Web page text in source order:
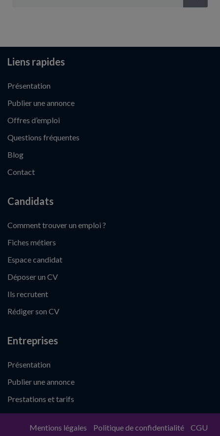
Liens rapides
Présentation
Publier une annonce
Offres d’emploi
Questions fréquentes
Blog
Contact
Candidats
Comment trouver un emploi ?
Fiches métiers
Espace candidat
Déposer un CV
Ils recrutent
Rédiger son CV
Entreprises
Présentation
Publier une annonce
Prestations et tarifs
Mentions légales Politique de confidentialité CGU